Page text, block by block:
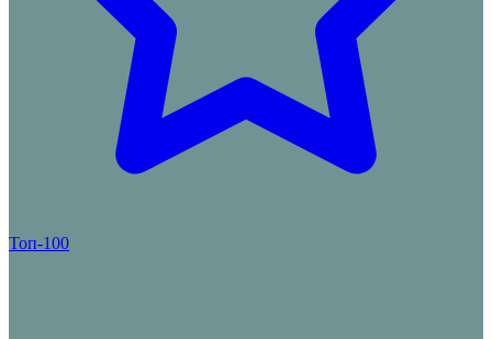
Топ-100